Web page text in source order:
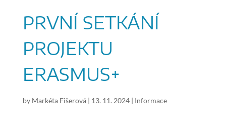
PRVNÍ SETKÁNÍ
PROJEKTU
ERASMUS+
by Markéta Fišerová| 13. 11. 2024| Informace